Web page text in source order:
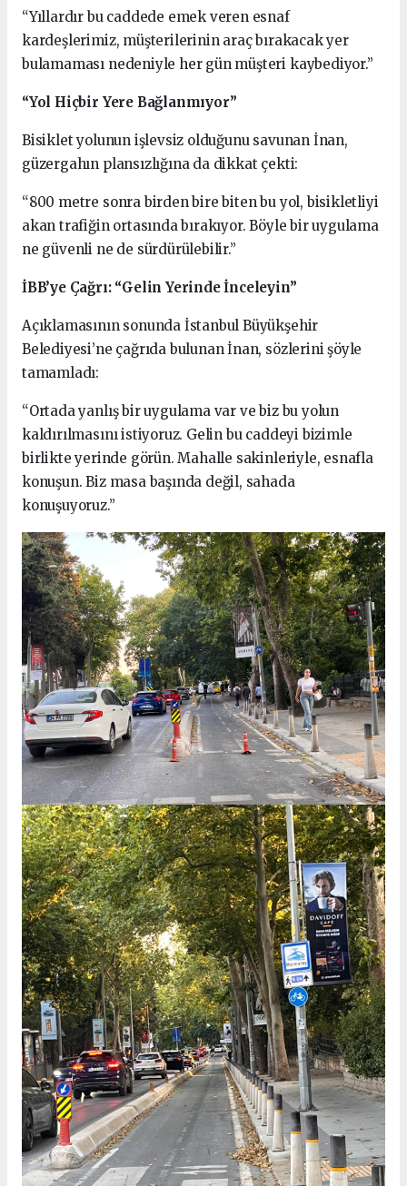
“Yıllardır bu caddede emek veren esnaf
kardeşlerimiz, müşterilerinin araç bırakacak yer
bulamaması nedeniyle her gün müşteri kaybediyor.”
“Yol Hiçbir Yere Bağlanmıyor”
Bisiklet yolunun işlevsiz olduğunu savunan İnan,
güzergahın plansızlığına da dikkat çekti:
“800 metre sonra birden bire biten bu yol, bisikletliyi
akan trafiğin ortasında bırakıyor. Böyle bir uygulama
ne güvenli ne de sürdürülebilir.”
İBB’ye Çağrı: “Gelin Yerinde İnceleyin”
Açıklamasının sonunda İstanbul Büyükşehir
Belediyesi’ne çağrıda bulunan İnan, sözlerini şöyle
tamamladı:
“Ortada yanlış bir uygulama var ve biz bu yolun
kaldırılmasını istiyoruz. Gelin bu caddeyi bizimle
birlikte yerinde görün. Mahalle sakinleriyle, esnafla
konuşun. Biz masa başında değil, sahada
konuşuyoruz.”